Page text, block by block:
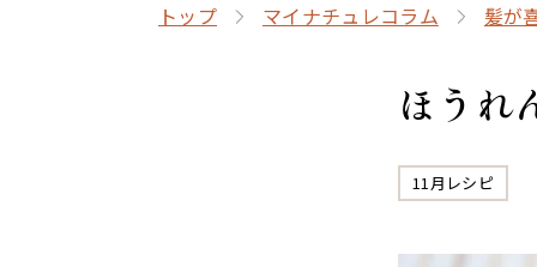
トップ マイナチュレコラム 髪が
ほうれ
11月レシピ